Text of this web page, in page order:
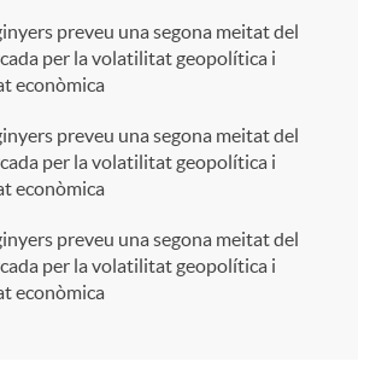
preveu una segona meitat del
per la volatilitat geopolítica i
econòmica
preveu una segona meitat del
per la volatilitat geopolítica i
econòmica
preveu una segona meitat del
per la volatilitat geopolítica i
econòmica